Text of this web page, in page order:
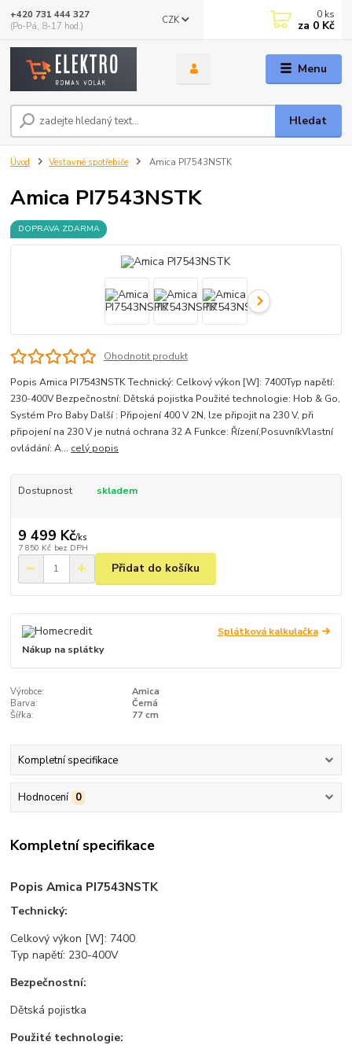
Menu
CZK
Hledat
+420 731 444 327
(Po-Pá, 8-17 hod.)
0 ks
za 0 Kč
Úvod Vestavné spotřebiče Amica PI7543NSTK
Amica PI7543NSTK
DOPRAVA ZDARMA
Ohodnotit produkt
Popis Amica PI7543NSTK Technický: Celkový výkon [W]: 7400Typ napětí:
230-400V Bezpečnostní: Dětská pojistka Použité technologie: Hob & Go,
Systém Pro Baby Další : Připojení 400 V 2N, lze připojit na 230 V, při
připojení na 230 V je nutná ochrana 32 A Funkce: Řízení,PosuvníkVlastní
ovládání: A... celý popis
Dostupnost skladem
9 499 Kč/ks
7 850 Kč bez DPH
Přidat do košíku
Splátková kalkulačka
Nákup na splátky
Výrobce:
Amica
Barva:
Černá
Šířka:
77 cm
Kompletní specifikace
Hodnocení 0
Kompletní specifikace
Popis Amica PI7543NSTK
Technický:
Celkový výkon [W]: 7400
Typ napětí: 230-400V
Bezpečnostní:
Dětská pojistka
Použité technologie: